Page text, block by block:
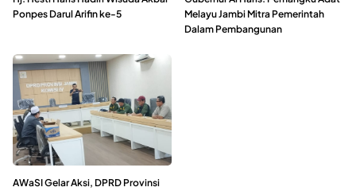
Ponpes Darul Arifin ke-5
Melayu Jambi Mitra Pemerintah
Dalam Pembangunan
AWaSI Gelar Aksi, DPRD Provinsi